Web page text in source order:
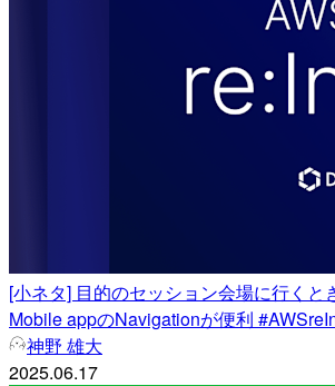
[小ネタ] 目的のセッション会場に行くと
Mobile appのNavigationが便利
神野 雄大
2025.06.17